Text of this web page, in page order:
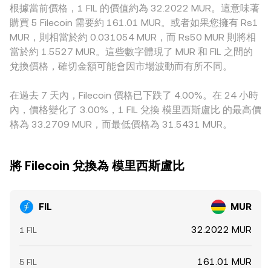
現貨訂單簿的成交、跨平台的 VWAP、以及 AMM 池的即時定
價，最終共同決定 FIL/MUR conversion rate。
代幣的政策態度，均可能影響 MUR 報價端的可得性與成本，
進而傳導至 FIL/MUR。另有一個常見來源是 USDT 基差：許多
平台以 FIL/USDT 做主要定價，再透過 USDT/MUR 折算；當
USDT 在當地市場對 MUR 存在小幅溢折價或流動性差異時，
會直接反映在最終的 FIL/MUR conversion rate。雖然跨所套
利通常有助於收斂價格，但受限於手續費、提領與入金時間、
而保留了交易所間的短暫差價。
根據當前價格，1 FIL 的價值約為 32.2022 MUR。這意味著
購買 5 Filecoin 需要約 161.01 MUR。或者如果您擁有 Rs1
MUR，則相當於約 0.031054 MUR，而 Rs50 MUR 則將相
當於約 1.5527 MUR。這些數字體現了 MUR 和 FIL 之間的
兌換價格，確切金額可能會因市場波動而有所不同。
在過去 7 天內，Filecoin 價格已下跌了 4.00%。在 24 小時
內，價格變化了 3.00%，1 FIL 兌換 模里西斯盧比 的最高價
格為 33.2709 MUR，而最低價格為 31.5431 MUR。
將 Filecoin 兌換為 模里西斯盧比
FIL MUR
1 FIL 32.2022 MUR
5 FIL 161.01 MUR